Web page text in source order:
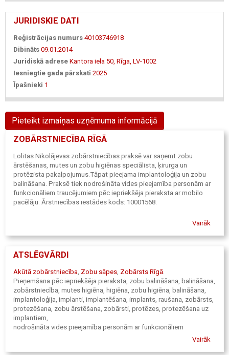
JURIDISKIE DATI
Reģistrācijas numurs 40103746918
Dibināts 09.01.2014
Juridiskā adrese Kantora iela 50, Rīga, LV-1002
Iesniegtie gada pārskati 2025
Īpašnieki 1
Pieteikt izmaiņas uzņēmuma informācijā
ZOBĀRSTNIECĪBA RĪGĀ
Lolitas Nikolājevas zobārstniecības praksē var saņemt zobu
ārstēšanas, mutes un zobu higiēnas speciālista, ķirurga un
protēzista pakalpojumus.Tāpat pieejama implantoloģija un zobu
balināšana. Praksē tiek nodrošināta vides pieejamība personām ar
funkcionāliem traucējumiem pēc iepriekšēja pieraksta ar mobilo
pacēlāju. Ārstniecības iestādes kods: 10001568.
Vairāk
ATSLĒGVĀRDI
Akūtā zobārstniecība, Zobu sāpes, Zobārsts Rīgā.
Pieņemšana pēc iepriekšēja pieraksta, zobu balināšana, balināšana,
zobārstniecība, mutes higiēna, higiēna, zobu higiēna, balināšana,
implantoloģija, implanti, implantēšana, implants, raušana, zobārsts,
protezēšana, zobu ārstēšana, zobārsti, protēzes, protezēšana uz
implantiem,
nodrošināta vides pieejamība personām ar funkcionāliem
Vairāk